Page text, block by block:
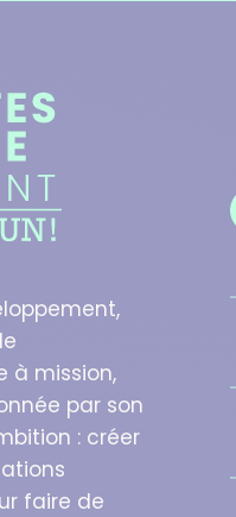
à mission,
par son
: créer
faire de